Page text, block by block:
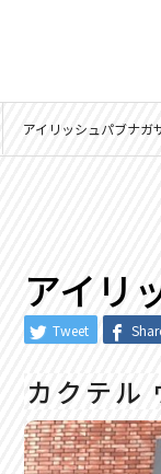
アイリッシュパブナガ
アイリ
Tweet
カクテル